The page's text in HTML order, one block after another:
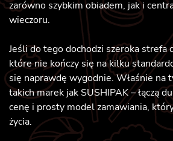
zarówno szybkim obiadem, jak i
wieczoru.
Jeśli do tego dochodzi szeroka strefa
które nie kończy się na kilku
się naprawdę wygodnie. Właśnie na
takich marek jak SUSHIPAK – łączą
cenę i prosty model zamawiania,
życia.